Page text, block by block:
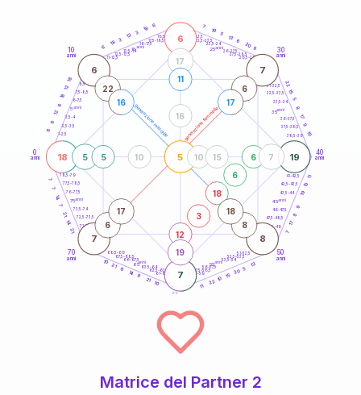
generazione maschile generazione femminile
0
anni
10
anni
30
anni
40
anni
50
anni
60
70
anni
1-2,5
2,5-3,5
3,5-4
6-7,5
7,5-8,5
8,5-9
11-12,5
12,5-13,5
13,5-14
16-17,5
17,5-18,5
18,5-19
21-22,5
22,5-23,5
23,5-24
26-27,5
27,5-28,5
28,5-29
31-32,5
32,5-33,5
33,5-34
36-37,5
37,5-38,5
38,5-39
41-42,5
42,5-43,5
43,5-44
46-47,5
47,5-48,5
48,5-49
51-52,5
52,5-53,5
53,5-54
56-57,5
57,5-58,5
58,5-59
61-62,5
62,5-63,5
63,5-64
66-67,5
67,5-68,5
68,5-69
71-72,5
72,5-73,5
73,5-74
76-77,5
77,5-78,5
78,5-79
6
6
12
6
18
12
18
6
18 3
12
3
18 6 7
19 5
13
6
20
9
22
15
5
8
17
9
10
11
10
19
9
8
17
7
13
5
20
15
10
22
11
10
21
8
14
8
21
10
21
14
21
7
14
7
7
18
6
19
7
5
6 7
7 8
12
3
18
6
6
5
17
7
19
5
11
10 15
10
16
22
16
6
17
6
17
8
18
5anni
15 anni 25anni
35anni
45anni
55anni
65anni
75anni
Matrice del Partner 2